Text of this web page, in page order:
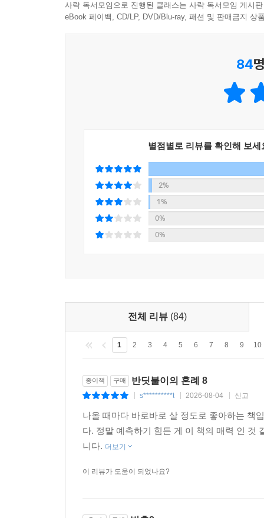
사락 독서모임으로 진행된 클래스는 사락 독서모임 게시
eBook 페이백, CD/LP, DVD/Blu-ray, 패션 및 판매금지 상
84
별점별로 리뷰를 확인해 보세
2%
1%
0%
0%
전체 리뷰 (84)
1 2 3 4 5 6 7 8 9 10
종이책 구매 반딧불이의 혼례 8
s**********t 2026-08-04 신고
나올 때마다 바로바로 살 정도로 좋아하는 책
다. 정말 예측하기 힘든 게 이 책의 매력 인 것
니다. 더보기
이 리뷰가 도움이 되었나요?